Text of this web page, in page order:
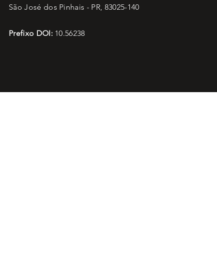
São José dos Pinhais - PR, 83025-140
Prefixo DOI:10.56238